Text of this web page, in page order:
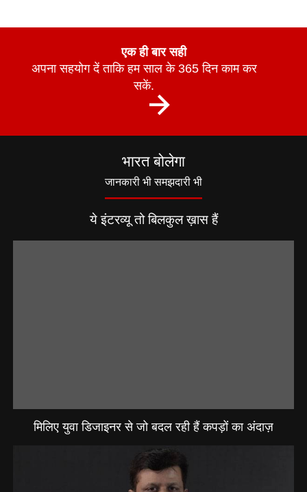
एक ही बार सही
अपना सहयोग दें ताकि हम साल के 365 दिन काम कर
सकें.
भारत बोलेगा
जानकारी भी समझदारी भी
ये इंटरव्यू तो बिलकुल ख़ास हैं
मिलिए युवा डिजाइनर से जो बदल रही हैं कपड़ों का अंदाज़